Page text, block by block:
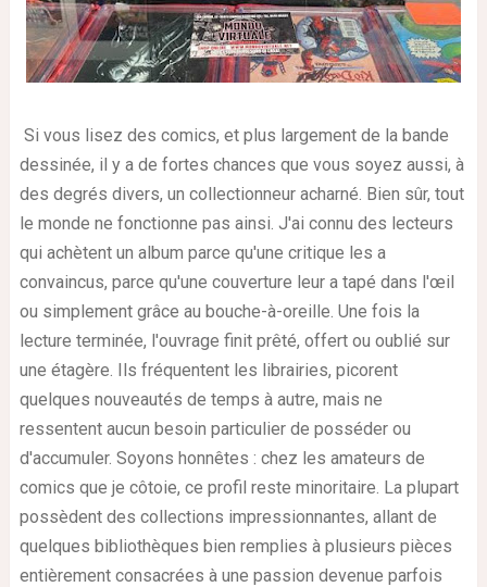
Si vous lisez des comics, et plus largement de la bande
dessinée, il y a de fortes chances que vous soyez aussi, à
des degrés divers, un collectionneur acharné. Bien sûr, tout
le monde ne fonctionne pas ainsi. J'ai connu des lecteurs
qui achètent un album parce qu'une critique les a
convaincus, parce qu'une couverture leur a tapé dans l'œil
ou simplement grâce au bouche-à-oreille. Une fois la
lecture terminée, l'ouvrage finit prêté, offert ou oublié sur
une étagère. Ils fréquentent les librairies, picorent
quelques nouveautés de temps à autre, mais ne
ressentent aucun besoin particulier de posséder ou
d'accumuler. Soyons honnêtes : chez les amateurs de
comics que je côtoie, ce profil reste minoritaire. La plupart
possèdent des collections impressionnantes, allant de
quelques bibliothèques bien remplies à plusieurs pièces
entièrement consacrées à une passion devenue parfois